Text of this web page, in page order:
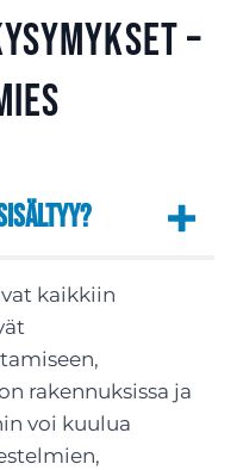
–
kaikkiin
rakennuksissa ja
voi kuulua